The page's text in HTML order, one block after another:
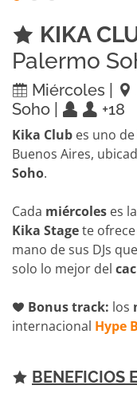
KIKA
Palermo
Miércoles |
Soho |
+18
Kika Club es uno
Buenos Aires,
Soho.
Cada miércoles es
Kika Stagete
mano de sus DJs
solo lo mejor del
Bonus track: los
internacional Hype
BENEFICIOS